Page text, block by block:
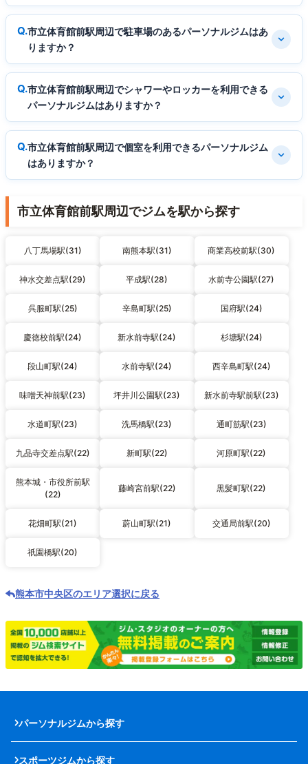
市立体育館前駅周辺で駐車場のあるパーソナルジムはあ
りますか？
市立体育館前駅周辺でシャワーやロッカーを利用できる
パーソナルジムはありますか？
市立体育館前駅周辺で個室を利用できるパーソナルジム
はありますか？
市立体育館前駅周辺でジムを駅から探す
八丁馬場駅(31) 南熊本駅(31) 商業高校前駅(30)
神水交差点駅(29) 平成駅(28) 水前寺公園駅(27)
呉服町駅(25) 辛島町駅(25) 国府駅(24)
慶徳校前駅(24) 新水前寺駅(24) 杉塘駅(24)
段山町駅(24) 水前寺駅(24) 西辛島町駅(24)
味噌天神前駅(23) 坪井川公園駅(23) 新水前寺駅前駅(23)
水道町駅(23) 洗馬橋駅(23) 通町筋駅(23)
九品寺交差点駅(22) 新町駅(22) 河原町駅(22)
熊本城・市役所前駅
(22)
藤崎宮前駅(22) 黒髪町駅(22)
花畑町駅(21) 蔚山町駅(21) 交通局前駅(20)
祇園橋駅(20)
熊本市中央区のエリア選択に戻る
パーソナルジムから探す
スポーツジムから探す